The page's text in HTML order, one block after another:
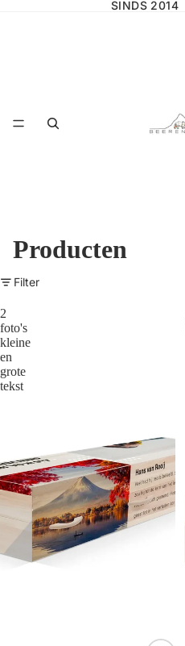
SINDS 2014
Producten
Filter
2
foto's
kleine
en
grote
tekst